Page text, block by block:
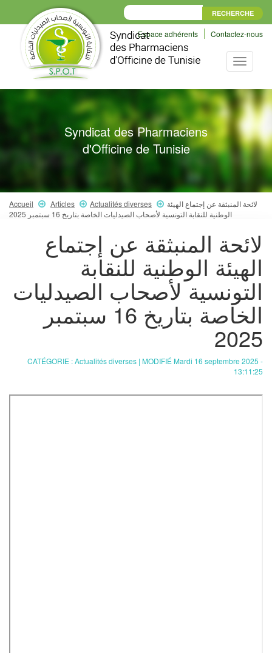
Espace adhérents Contactez-nous
Toggle
Syndicat des Pharmaciens
d'Officine de Tunisie
Accueil Articles Actualités diverses
لائحة المنبثقة عن إجتماع الهيئة
الوطنية للنقابة التونسية لأصحاب الصيدليات الخاصة بتاريخ 16 سبتمبر 2025
لائحة المنبثقة عن إجتماع
الهيئة الوطنية للنقابة
التونسية لأصحاب الصيدليات
الخاصة بتاريخ 16 سبتمبر
2025
CATÉGORIE : Actualités diverses | MODIFIÉ Mardi 16 septembre 2025 -
13:11:25